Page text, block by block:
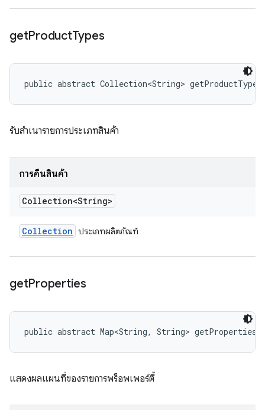
getProductTypes
public abstract Collection<String>
รับสำเนารายการประเภทสินค้า
การคืนสินค้า
Collection<String>
Collection ประเภทผลิตภัณฑ์
getProperties
public abstract Map<String, String> getProperties
แสดงผลแผนที่ของรายการพร็อพเพอร์ตี้